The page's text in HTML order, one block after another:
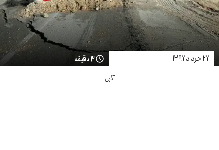
۲۷ خرداد ۱۳۹۷ ۳ دقیقه
آگهی